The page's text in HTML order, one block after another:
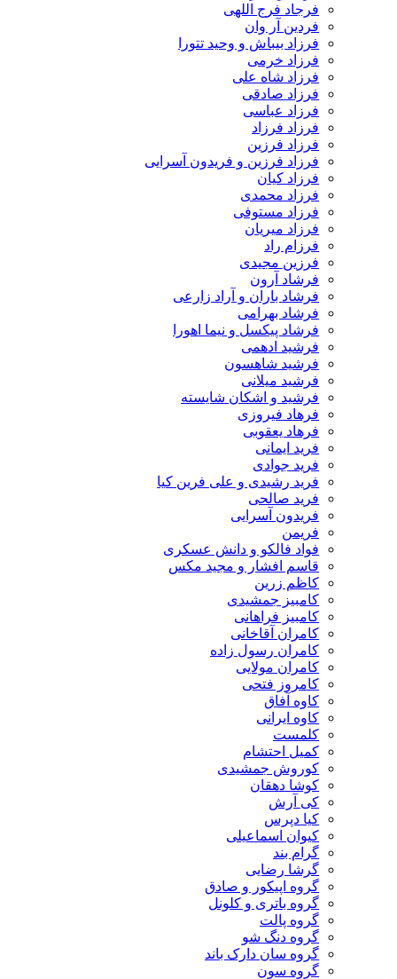
فرجاد فرج اللهی
فردین آر وان
فرزاد بیباش و وحید تتورا
فرزاد خرمی
فرزاد شاه علی
فرزاد صادقی
فرزاد عباسی
فرزاد فرزاد
فرزاد فرزین
فرزاد فرزین و فریدون آسرایی
فرزاد کیان
فرزاد محمدی
فرزاد مستوفی
فرزاد میریان
فرزام راد
فرزین مجیدی
فرشاد آرون
فرشاد باران و آراد زارعی
فرشاد بهرامی
فرشاد پیکسل و نیما اهورا
فرشید ادهمی
فرشید شاهسون
فرشید میلانی
فرشید و اشکان شایسته
فرهاد فیروزی
فرهاد یعقوبی
فرید ایمانی
فرید جوادی
فرید رشیدی و علی فرین کیا
فرید صالحی
فریدون آسرایی
فواد فالکو و دانش عسکری
قاسم افشار و مجید مکس
کاظم زرین
کامبیز جمشیدی
کامبیز فراهانی
کامران آقاخانی
کامران رسول زاده
کامران مولایی
کامروز فتحی
کاوه آفاق
کاوه ایرانی
کلمست
کمیل احتشام
کوروش جمشیدی
کوشا دهقان
کی آرش
کیا دپرس
کیوان اسماعیلی
گرام بند
گرشا رضایی
گروه اپیکور و صادق
گروه باتری و کلونل
گروه پالت
گروه دنگ شو
گروه سان دارک باند
گروه سون